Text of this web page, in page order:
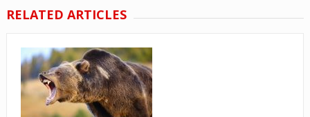
RELATED ARTICLES